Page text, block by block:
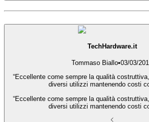
TechHardware.it
Tommaso Biallo•03/03/
“Eccellente come sempre la qualità
diversi utilizzi mantenendo costi
“Eccellente come sempre la qualità
diversi utilizzi mantenendo costi